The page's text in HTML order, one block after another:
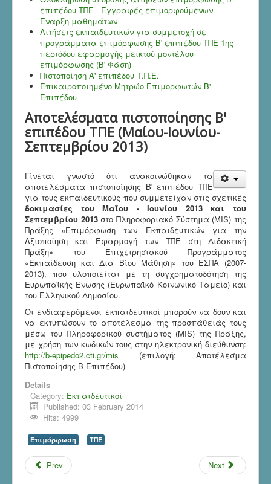
επιπέδου ΤΠΕ - Εγγραφές επιμορφούμενων -
Έναρξη μαθημάτων
Αιτήσεις εκπαιδευτικών για συμμετοχή σε
προγράμματα επιμόρφωσης Β' επιπέδου ΤΠΕ 1ης
περιόδου εφαρμογής μεικτού μοντέλου
επιμόρφωσης (Β' Φάση)
Πιστοποίηση Α' επιπέδου Τ.Π.Ε.
Επικαιροποιημένο Μητρώο Επιμορφωτών B'
Επιπέδου
Aποτελέσματα πιστοποίησης Β'
επιπέδου ΤΠΕ (Μαίου-Ιουνίου-
Σεπτεμβρίου 2013)
Γίνεται γνωστό ότι ανακοινώθηκαν τα
αποτελέσματα πιστοποίησης Β' επιπέδου ΤΠΕ
για τους εκπαιδευτικούς που συμμετείχαν στις σχετικές
δοκιμασίες του Μαΐου - Ιουνίου 2013 και του
Σεπτεμβρίου 2013στο Πληροφοριακό Σύστημα (MIS) της
Πράξης «Επιμόρφωση των Εκπαιδευτικών για την
Αξιοποίηση και Εφαρμογή των ΤΠΕ στη Διδακτική
Πράξη» του Επιχειρησιακού Προγράμματος
«Εκπαίδευση και Δια Βίου Μάθηση» του ΕΣΠΑ (2007-
2013), που υλοποιείται με τη συγχρηματοδότηση της
Ευρωπαϊκής Ένωσης (Ευρωπαϊκό Κοινωνικό Ταμείο) και
του Ελληνικού Δημοσίου.
Οι ενδιαφερόμενοι εκπαιδευτικοί μπορούν να δουν και
να εκτυπώσουν το αποτέλεσμα της προσπάθειάς τους
μέσω του Πληροφορικού συστήματος (MIS) της Πράξης,
με χρήση των κωδικών τους στην ηλεκτρονική διεύθυνση:
http://b-epipedo2.cti.gr/mis (επιλογή: Αποτέλεσμα
Πιστοποίησης Β Επιπέδου)
Details
Category: Εκπαιδευτικοί
Published: 03 February 2014
Hits: 4999
Επιμόρφωση ΤΠΕ
Prev Next